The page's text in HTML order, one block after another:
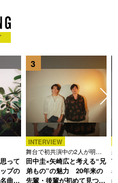
ーチャリングで参加。12
「WF-1000XM4」のCM
ら「おもかげ (produced
月には、ABEMAオリジ
好きになりました。』へ
信リリース。4月より放
はドラマ視聴者のみなら
京スカパラダイスオー
Free Free feat.幾田り
トランペットの演奏を
『大奥』主題歌として
月には自身で全曲作詞・
って
プの
曲回
3
INTERVIEW
舞台で初共演中の2人が明か
す、今の自分をつくる恩人の
存在
田中圭×矢崎広と考える“兄
弟もの”の魅力 20年来の
先輩・後輩が初めて見つけ